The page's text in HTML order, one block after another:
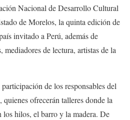
Nacional de Desarrollo Cultural
de Morelos, la quinta edición de
invitado a Perú, además de
mediadores de lectura, artistas de la
de los responsables del
ofrecerán talleres donde la
los hilos, el barro y la madera. De